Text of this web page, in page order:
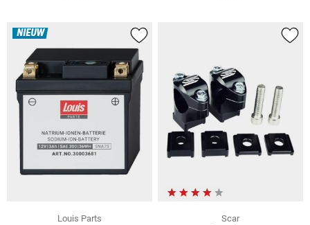
NIEUW
Louis Parts
Scar